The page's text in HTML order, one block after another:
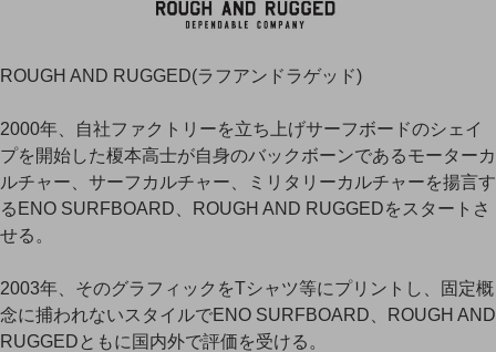
ROUGH AND RUGGED(ラフアンドラゲッド)
2000年、自社ファクトリーを立ち上げサーフボードのシェイ
プを開始した榎本高士が自身のバックボーンであるモーターカ
ルチャー、サーフカルチャー、ミリタリーカルチャーを揚言す
るENO SURFBOARD、ROUGH AND RUGGEDをスタートさ
せる。
2003年、そのグラフィックをTシャツ等にプリントし、固定概
念に捕われないスタイルでENO SURFBOARD、ROUGH AND
RUGGEDともに国内外で評価を受ける。